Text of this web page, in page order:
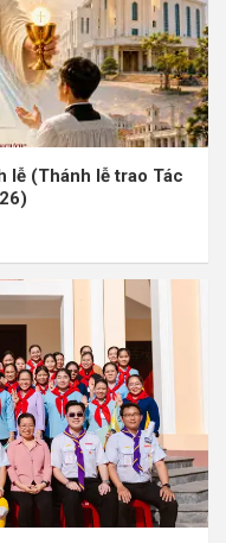
lễ (Thánh lễ trao Tác